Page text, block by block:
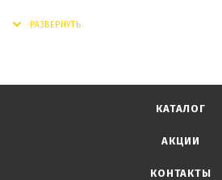
КАТАЛОГ
АКЦИИ
КОНТАКТЫ